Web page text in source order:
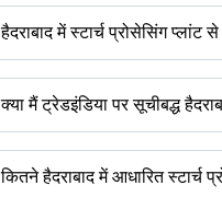
हैदराबाद में स्टार्च प्रोसेसिंग
हैदराबाद में स्टार्च प्रोसेसिंग प्लांट से
प्रसंस्करण संयंत्र हैदराबाद में नाड़ी
प्रसंस्करण संयंत्र शामिल हैं।
क्या मैं ट्रेडइंडिया पर सूचीबद्ध
आप हैदराबाद आधारित स्टार्च
सूचित निर्णय लेने में सहायता के लिए
कितने हैदराबाद में आधारित स्टार्च